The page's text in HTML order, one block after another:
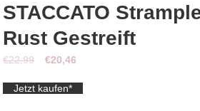
STACCATO
Rust Gestreift
€22,99
Ursprünglicher
war:
€20,46
ist:
Jetzt kaufen*